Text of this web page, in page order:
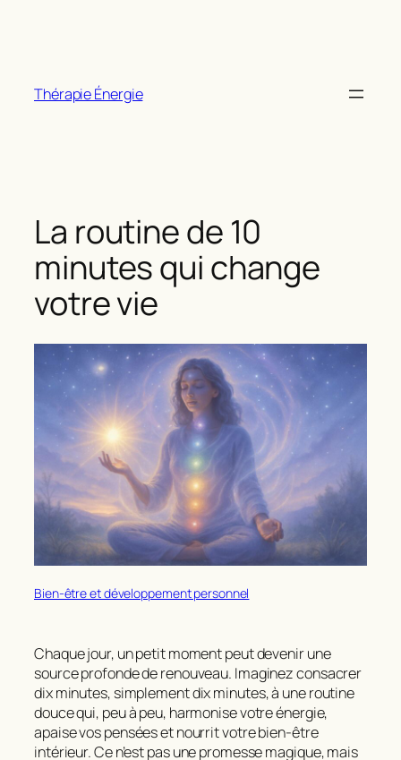
Thérapie Énergie
La routine de 10
minutes qui change
votre vie
Bien-être et développement personnel
Chaque jour, un petit moment peut devenir une
source profonde de renouveau. Imaginez consacrer
dix minutes, simplement dix minutes, à une routine
douce qui, peu à peu, harmonise votre énergie,
apaise vos pensées et nourrit votre bien-être
intérieur. Ce n’est pas une promesse magique, mais